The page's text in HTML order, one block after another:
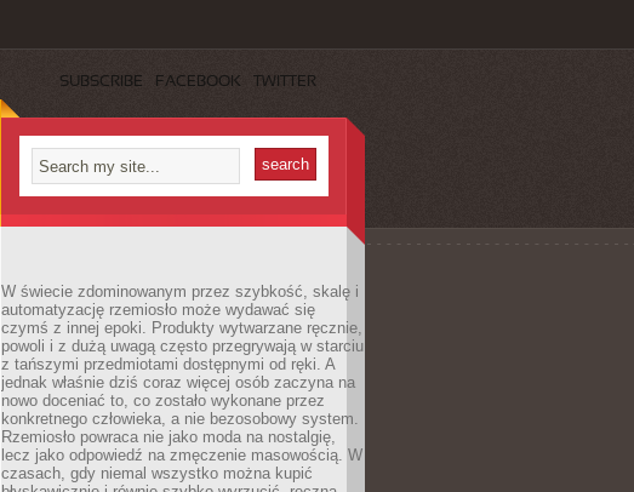
SUBSCRIBE FACEBOOK TWITTER
W świecie zdominowanym przez szybkość, skalę i
automatyzację rzemiosło może wydawać się
czymś z innej epoki. Produkty wytwarzane ręcznie,
powoli i z dużą uwagą często przegrywają w starciu
z tańszymi przedmiotami dostępnymi od ręki. A
jednak właśnie dziś coraz więcej osób zaczyna na
nowo doceniać to, co zostało wykonane przez
konkretnego człowieka, a nie bezosobowy system.
Rzemiosło powraca nie jako moda na nostalgię,
lecz jako odpowiedź na zmęczenie masowością. W
czasach, gdy niemal wszystko można kupić